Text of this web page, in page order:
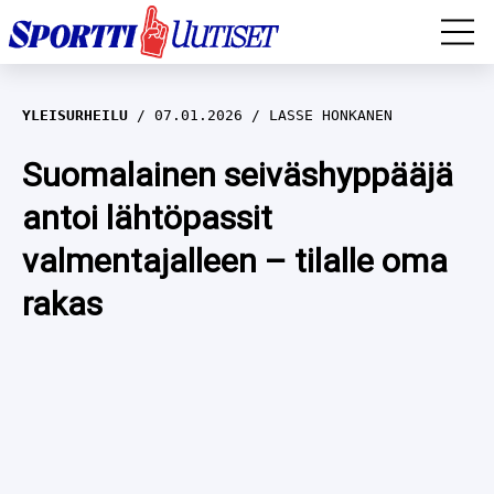
EM-YLEISURHEILU
JÄÄKIEKKO
YLEISURHEILU
WILMA HELTELÄ
TALVILAJIT
YLEISURHEILU 07.01.2026 LASSE HONKANEN
Suomalainen seiväshyppääjä
antoi lähtöpassit
valmentajalleen – tilalle oma
rakas